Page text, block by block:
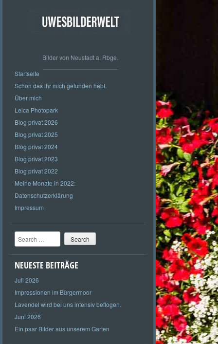
Bilder von Neustadt a. Rbge.
Startseite
Schön das ihr mich gefunden habt.
Über mich
Leica Photopark
Blog privat 2026
Blog privat 2025
Blog privat 2024
Blog privat 2023
Blog privat 2022
Meine Monate in 2022:
Datenschutzerklärung
Impressum
Search
NEUESTE BEITRÄGE
Juli 2026
Impressionen im Bürgermoor
Lavendel wird bei uns intensiv beflogen.
Juni 2026
Ein paar Bilder aus unserem Garten